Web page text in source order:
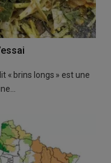
« brins longs » est une